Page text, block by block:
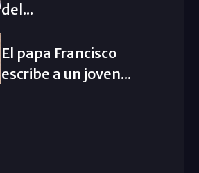
del...
El papa Francisco
escribe a un joven...